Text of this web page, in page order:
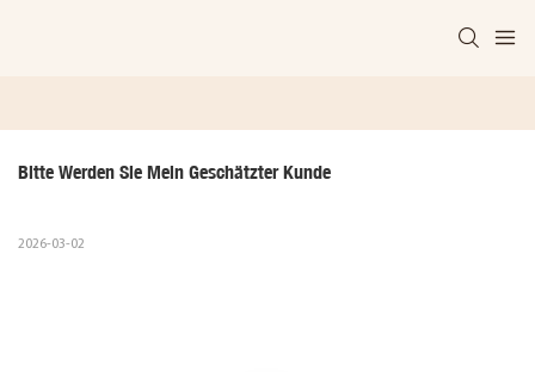
Bitte Werden Sie Mein Geschätzter Kunde
2026-03-02